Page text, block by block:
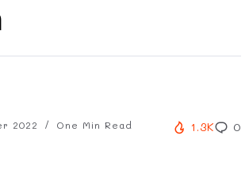
2022 One Min Read 1.3K 0